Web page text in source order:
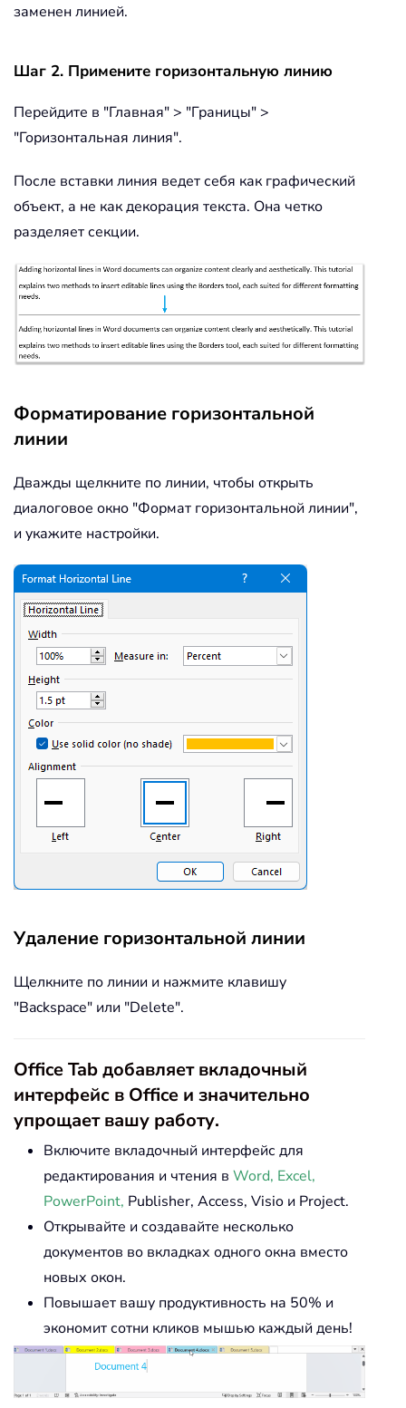
заменен линией.
Шаг 2. Примените горизонтальную линию
Перейдите в "Главная" > "Границы" >
"Горизонтальная линия".
После вставки линия ведет себя как графический
объект, а не как декорация текста. Она четко
разделяет секции.
Форматирование горизонтальной
линии
Дважды щелкните по линии, чтобы открыть
диалоговое окно "Формат горизонтальной линии",
и укажите настройки.
Удаление горизонтальной линии
Щелкните по линии и нажмите клавишу
"Backspace" или "Delete".
Office Tab добавляет вкладочный
интерфейс в Office и значительно
упрощает вашу работу.
Включите вкладочный интерфейс для
редактирования и чтения в Word, Excel,
PowerPoint, Publisher, Access, Visio и Project.
Открывайте и создавайте несколько
документов во вкладках одного окна вместо
новых окон.
Повышает вашу продуктивность на 50% и
экономит сотни кликов мышью каждый день!